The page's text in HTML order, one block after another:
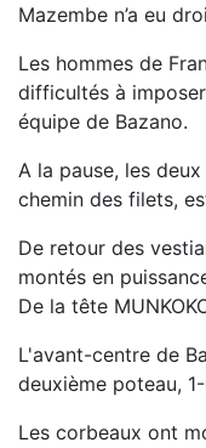
Mazembe n’a eu
Les hommes de
difficultés à
équipe de Bazano.
A la pause, les
chemin des filets,
De retour des
montés en
De la tête
L'avant-centre de
deuxième poteau,
Les corbeaux ont